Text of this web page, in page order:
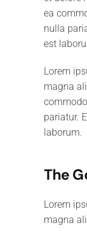
ea
nulla
est
Lorem
magna
pariatur.
laborum.
The
Lorem
magna